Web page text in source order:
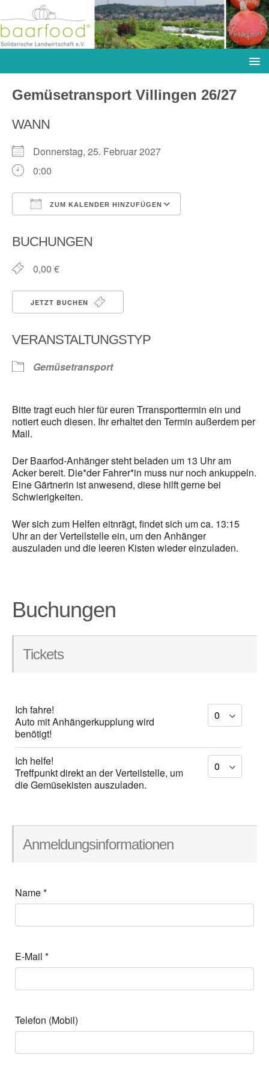
Gemüsetransport Villingen 26/27
WANN
Donnerstag, 25. Februar 2027
0:00
ZUM KALENDER HINZUFÜGEN
BUCHUNGEN
0,00 €
JETZT BUCHEN
VERANSTALTUNGSTYP
Gemüsetransport
Bitte tragt euch hier für euren Trransporttermin ein und
notiert euch diesen. Ihr erhaltet den Termin außerdem per
Mail.
Der Baarfod-Anhänger steht beladen um 13 Uhr am
Acker bereit. Die*der Fahrer*in muss nur noch ankuppeln.
Eine Gärtnerin ist anwesend, diese hilft gerne bei
Schwierigkeiten.
Wer sich zum Helfen eitnrägt, findet sich um ca. 13:15
Uhr an der Verteilstelle ein, um den Anhänger
auszuladen und die leeren Kisten wieder einzuladen.
Buchungen
Tickets
Ich fahre!
Auto mit Anhängerkupplung wird
benötigt!
Ich helfe!
Treffpunkt direkt an der Verteilstelle, um
die Gemüsekisten auszuladen.
Anmeldungsinformationen
Name*
E-Mail *
Telefon (Mobil)